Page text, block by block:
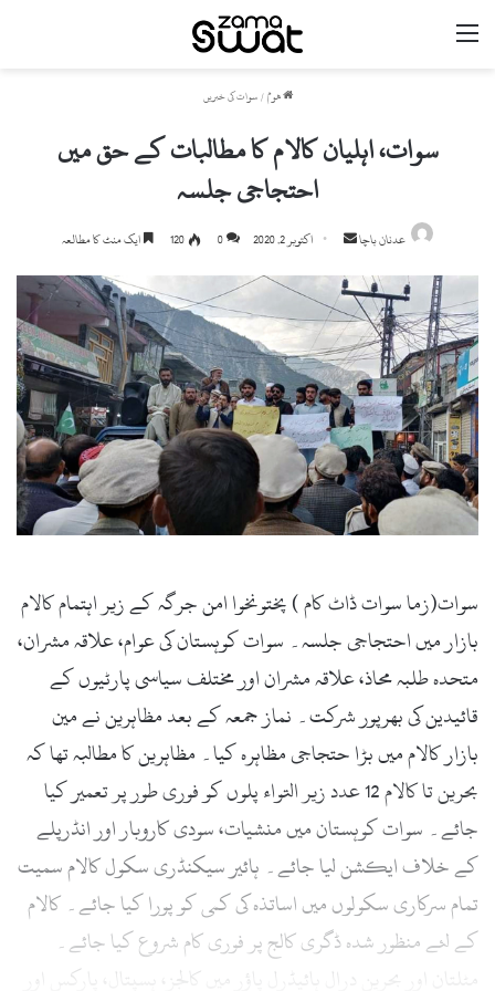
مینو
ھوم / سوات کی خبریں
سوات، اہلیان کالام کا مطالبات کے حق میں
احتجاجی جلسہ
عدنان باچا
Send
email
اکتوبر 2, 2020 0
120 ایک منٹ کا مطالعہ
سوات(زما سوات ڈاٹ کام ) پختونخوا امن جرگہ کے زیر اہتمام کالام
بازار میں احتجاجی جلسہ۔ سوات کوہستان کی عوام، علاقہ مشران،
متحدہ طلبہ محاذ، علاقہ مشران اور مختلف سیاسی پارٹیوں کے
قائیدین کی بھرپور شرکت۔ نماز جمعہ کے بعد مظاہرین نے مین
بازار کالام میں بڑا حتجاجی مظاہرہ کیا۔ مظاہرین کا مطالبہ تھا کہ
بحرین تا کالام 12 عدد زیر التواء پلوں کو فوری طور پر تعمیر کیا
جائے۔ سوات کوہستان میں منشیات، سودی کاروبار اور انڈرپلے
کے خلاف ایکشن لیا جائے۔ ہائیر سیکنڈری سکول کالام سمیت
تمام سرکاری سکولوں میں اساتذہ کی کمی کو پورا کیا جائے۔ کالام
کے لئے منظور شدہ ڈگری کالج پر فوری کام شروع کیا جائے۔
مٹلتان اور بحرین درال ہائیڈرل پاؤر میں کالجز، ہسپتال، پارکس اور